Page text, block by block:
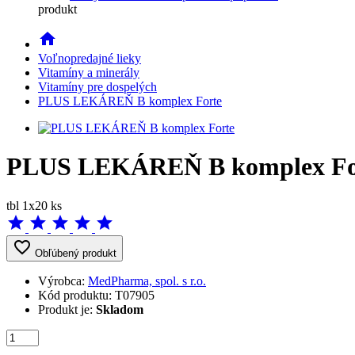
produkt
home
Voľnopredajné lieky
Vitamíny a minerály
Vitamíny pre dospelých
PLUS LEKÁREŇ B komplex Forte
PLUS LEKÁREŇ B komplex
tbl 1x20 ks
star star star star star
favorite_border Obľúbený produkt
Výrobca: MedPharma, spol. s r.o.
Kód produktu: T07905
Produkt je: Skladom